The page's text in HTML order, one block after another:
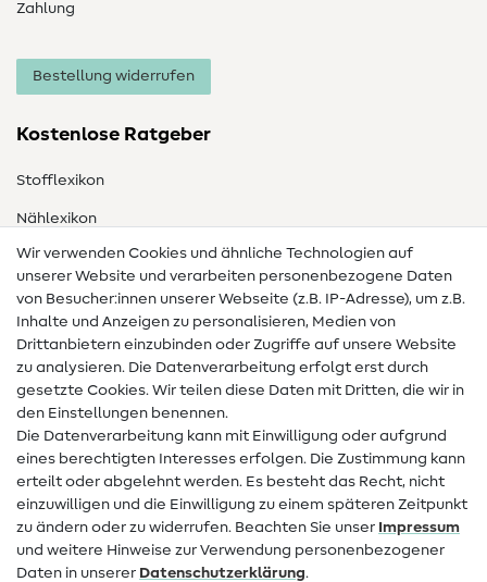
Zahlung
Bestellung widerrufen
Kostenlose Ratgeber
Stofflexikon
Nählexikon
Nähanleitungen
Hilfe & Kontakt
Kontakt
Infos zum Betreiberwechsel
Widerrufsrecht
Beliebt
Stoffe
Wir verwenden Cookies und ähnliche Technologien auf
unserer Website und verarbeiten personenbezogene Daten
von Besucher:innen unserer Webseite (z.B. IP-Adresse), um z.B.
Inhalte und Anzeigen zu personalisieren, Medien von
Drittanbietern einzubinden oder Zugriffe auf unsere Website
zu analysieren. Die Datenverarbeitung erfolgt erst durch
gesetzte Cookies. Wir teilen diese Daten mit Dritten, die wir in
den Einstellungen benennen.
Die Datenverarbeitung kann mit Einwilligung oder aufgrund
eines berechtigten Interesses erfolgen. Die Zustimmung kann
erteilt oder abgelehnt werden. Es besteht das Recht, nicht
einzuwilligen und die Einwilligung zu einem späteren Zeitpunkt
zu ändern oder zu widerrufen. Beachten Sie unser Impressum
und weitere Hinweise zur Verwendung personenbezogener
Daten in unserer Daten­schutz­erklärung.